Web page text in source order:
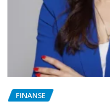
FINANSE